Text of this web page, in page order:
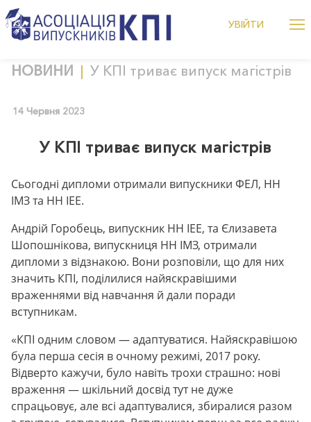
Skip
alumniKPI
УВІЙТИ
НОВИНИ У КПІ триває випуск магістрів
14 Червня 2023
У КПІ триває випуск магістрів
Сьогодні дипломи отримали випускники ФЕЛ, НН
ІМЗ та НН ІЕЕ.
Андрій Горобець, випускник НН ІЕЕ, та Єлизавета
Шопошнікова, випускниця НН ІМЗ, отримали
дипломи з відзнакою. Вони розповіли, що для них
значить КПІ, поділилися найяскравішими
враженнями від навчання й дали поради
вступникам.
«КПІ одним словом — адаптуватися. Найяскравішою
була перша сесія в очному режимі, 2017 року.
Відверто кажучи, було навіть трохи страшно: нові
враження — шкільний досвід тут не дуже
спрацьовує, але всі адаптувалися, збиралися разом